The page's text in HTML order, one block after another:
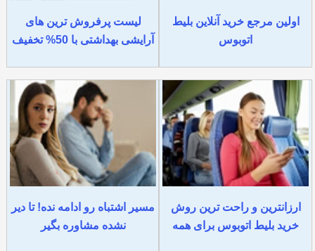
اولین مرجع خرید آنلاین بلیط
اتوبوس
لیست پرفروش ترین های
آرایشی بهداشتی با 50% تخفیف
ارزانترین و راحت ترین روش
خرید بلیط اتوبوس برای همه
مسیر اشتباه رو ادامه نده! تا دیر
نشده مشاوره بگیر